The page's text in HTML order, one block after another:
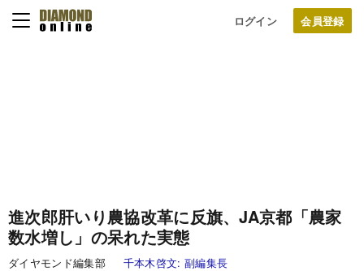
ログイン
進次郎肝いり農協改革に反旗、JA京都「農家
数水増し」の呆れた実態
ダイヤモンド編集部 千本木啓文:副編集長